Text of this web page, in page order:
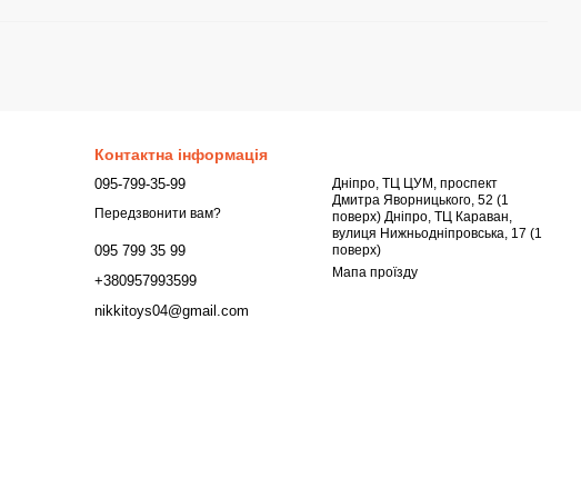
Контактна інформація
095-799-35-99
Передзвонити вам?
095 799 35 99
+380957993599
nikkitoys04@gmail.com
Дніпро, ТЦ ЦУМ, проспект
Дмитра Яворницького, 52 (1
поверх) Дніпро, ТЦ Караван,
вулиця Нижньодніпровська, 17 (1
поверх)
Мапа проїзду